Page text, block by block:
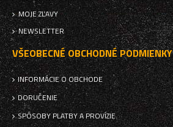
MOJE ZĽAVY
NEWSLETTER
VŠEOBECNÉ OBCHODNÉ PODMIENKY
INFORMÁCIE O OBCHODE
DORUČENIE
SPÔSOBY PLATBY A PROVÍZIE